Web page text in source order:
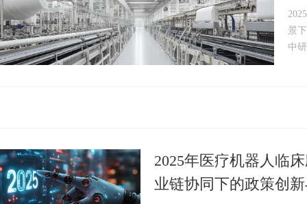
景
中
2025年医疗机器人临
业链协同下的政策创